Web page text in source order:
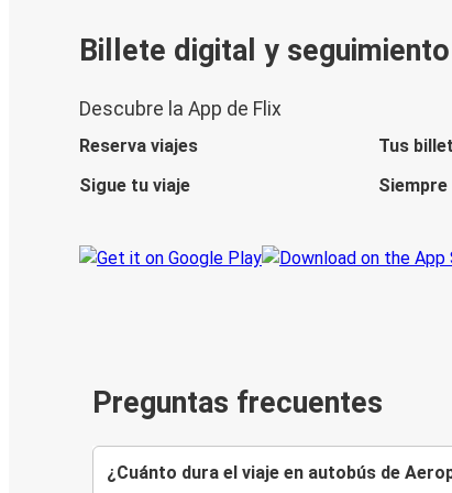
Billete digital y
Descubre la App de Flix
Reserva viajes
Tus
Sigue tu viaje
Preguntas frecuentes
¿Cuánto dura el viaje en autobús de